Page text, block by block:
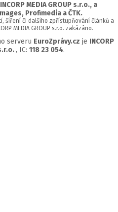
MEDIA GROUP s.r.o., a
Profimedia a ČTK.
šíření či dalšího zpřístupňování článků a
MEDIA GROUP s.r.o. zakázáno.
serveru EuroZprávy.cz je INCORP
, IC: 118 23 054.